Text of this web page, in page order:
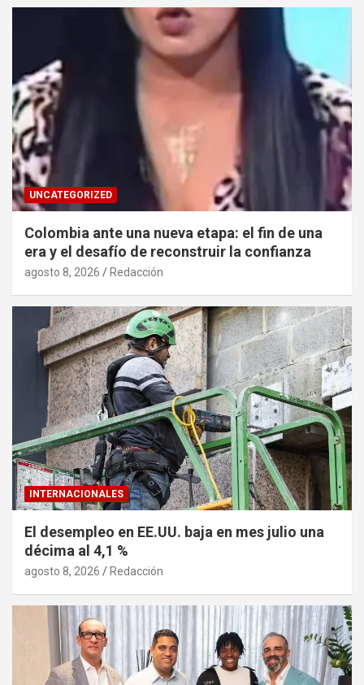
UNCATEGORIZED
Colombia ante una nueva etapa: el fin de una
era y el desafío de reconstruir la confianza
agosto 8, 2026 Redacción
INTERNACIONALES
El desempleo en EE.UU. baja en mes julio una
décima al 4,1 %
agosto 8, 2026 Redacción